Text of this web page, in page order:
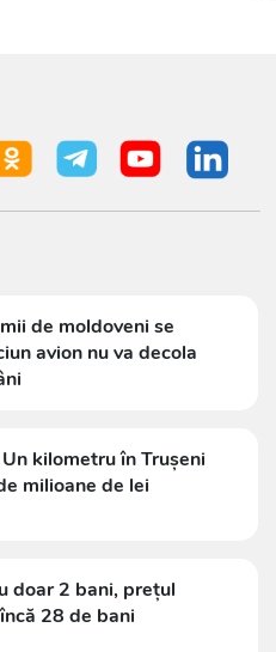
de moldoveni se
avion nu va decola
kilometru în Trușeni
milioane de lei
doar 2 bani, prețul
28 de bani